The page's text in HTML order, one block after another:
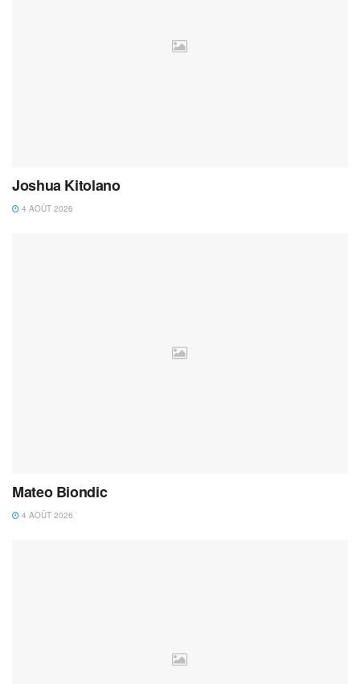
Joshua Kitolano
4 AOÛT 2026
Mateo Biondic
4 AOÛT 2026